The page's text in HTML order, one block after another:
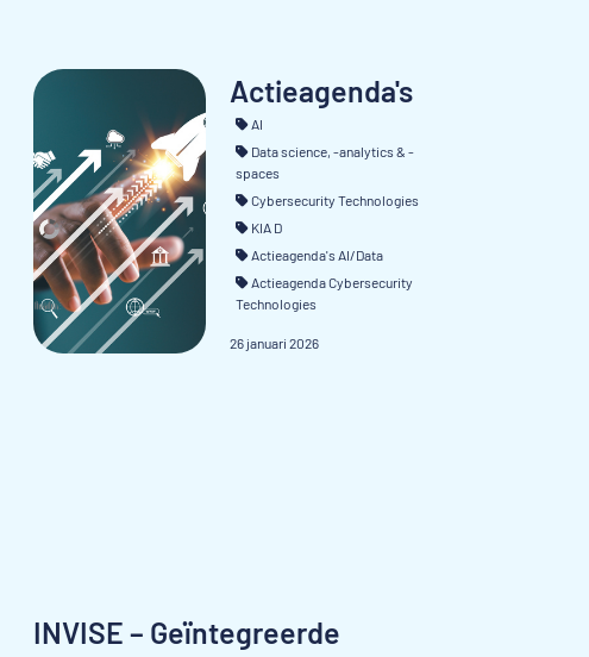
Actieagenda's
AI
Data science, -analytics & -
spaces
Cybersecurity Technologies
KIA D
Actieagenda's AI/Data
Actieagenda Cybersecurity
Technologies
26 januari 2026
INVISE – Geïntegreerde